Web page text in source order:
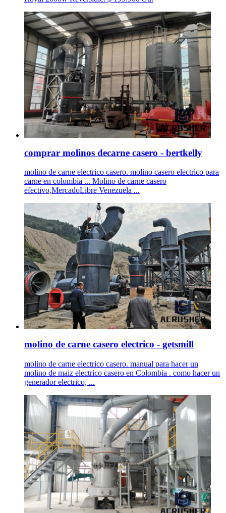
comprar molinos decarne casero - bertkelly
molino de carne electrico casero. molino casero electrico para
carne en colombia ... Molino de carne casero
efectivo,MercadoLibre Venezuela ...
molino de carne casero electrico - getsmill
molino de carne electrico casero. manual para hacer un
molino de maiz electrico casero en Colombia . como hacer un
generador electrico, ...